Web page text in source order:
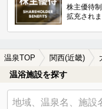
株主優待
拡充されま
温泉TOP 関西(近畿)
温浴施設を探す